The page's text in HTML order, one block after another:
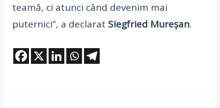
teamă, ci atunci când devenim mai
puternici”, a declarat Siegfried Mureșan.